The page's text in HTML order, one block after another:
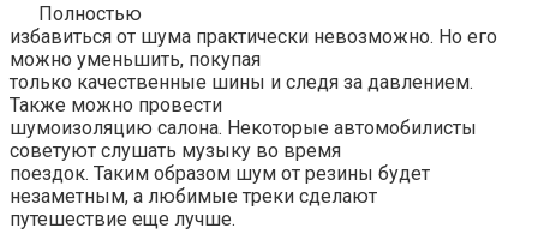
Полностью
избавиться от шума практически невозможно. Но его
можно уменьшить, покупая
только качественные шины и следя за давлением.
Также можно провести
шумоизоляцию салона. Некоторые автомобилисты
советуют слушать музыку во время
поездок. Таким образом шум от резины будет
незаметным, а любимые треки сделают
путешествие еще лучше.